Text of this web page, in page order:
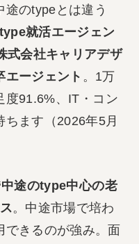
のtypeとは違う
type就活エージェン
式会社キャリアデザ
エージェント 。1万
度91.6%、IT・コン
ます（2026年5月
中途のtype中心の老
。中途市場で培わ
できるのが強み。面